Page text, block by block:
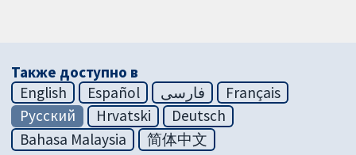
Также доступно в
English
Español فارسی
Français
Русский
Hrvatski
Deutsch
Bahasa Malaysia
简体中文